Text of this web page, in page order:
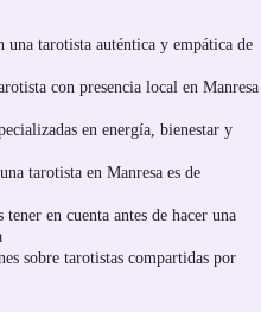
una tarotista auténtica y empática de
con presencia local en Manresa
en energía, bienestar y
tarotista en Manresa es de
tener en cuenta antes de hacer una
sobre tarotistas compartidas por